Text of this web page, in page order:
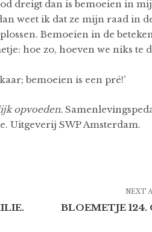
dreigt dan is bemoeien in
weet ik dat ze mijn raad in
Bemoeien in de
hoe zo, hoeven we niks te
bemoeien is een pré!’
opvoeden.
Uitgeverij SWP Amsterdam.
NEXT
BLOEMETJE 124.